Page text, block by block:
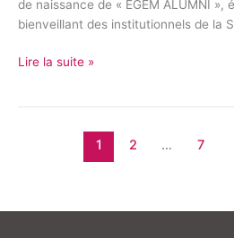
de naissance de « EGEM ALUMNI »,
bienveillant des institutionnels de la
son
assemblée
constitutive.
Lire la suite »
1 2 … 7